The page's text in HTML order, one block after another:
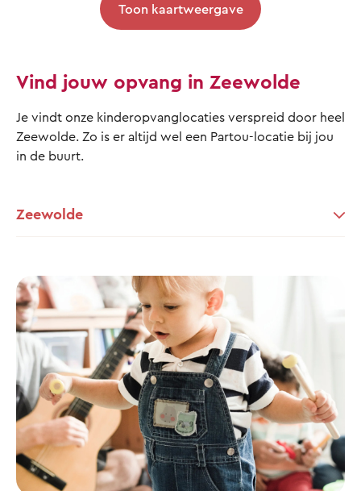
Toon kaartweergave
Vind jouw opvang in Zeewolde
Je vindt onze kinderopvanglocaties verspreid door heel
Zeewolde. Zo is er altijd wel een Partou-locatie bij jou
in de buurt.
Zeewolde